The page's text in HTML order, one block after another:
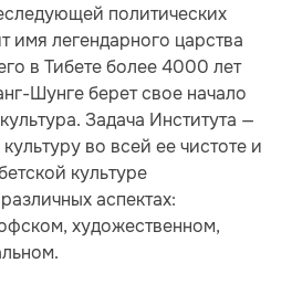
политических
имя легендарного царства
в Тибете более 4000 лет
Шунге берет свое начало
Задача Института —
во всей ее чистоте и
культуре
аспектах:
художественном,